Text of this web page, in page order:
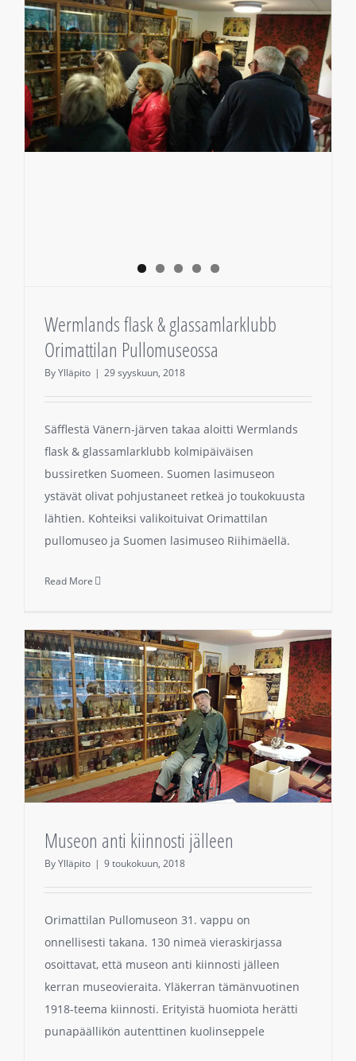
Wermlands flask & glassamlarklubb
Orimattilan Pullomuseossa
ByYlläpito | 29 syyskuun, 2018
Säfflestä Vänern-järven takaa aloitti Wermlands
flask & glassamlarklubb kolmipäiväisen
bussiretken Suomeen. Suomen lasimuseon
ystävät olivat pohjustaneet retkeä jo toukokuusta
lähtien. Kohteiksi valikoituivat Orimattilan
pullomuseo ja Suomen lasimuseo Riihimäellä.
Read More
Museon anti kiinnosti jälleen
ByYlläpito | 9 toukokuun, 2018
Orimattilan Pullomuseon 31. vappu on
onnellisesti takana. 130 nimeä vieraskirjassa
osoittavat, että museon anti kiinnosti jälleen
kerran museovieraita. Yläkerran tämänvuotinen
1918-teema kiinnosti. Erityistä huomiota herätti
punapäällikön autenttinen kuolinseppele